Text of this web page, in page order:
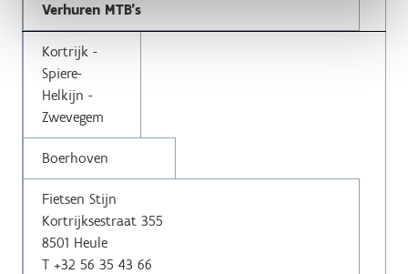
Verhuren MTB's
Kortrijk -
Spiere-
Helkijn -
Zwevegem
Boerhoven
Fietsen Stijn
Kortrijksestraat 355
8501 Heule
T +32 56 35 43 66